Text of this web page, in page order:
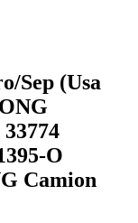
Sep (Usa
33774
O
Camion